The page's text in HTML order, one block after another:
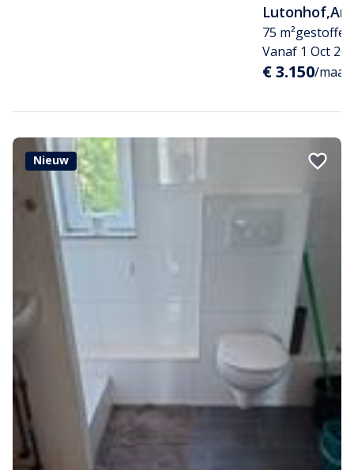
Lutonhof,
75 m²
Vanaf 1 Oct
€ 3.150/
Nieuw